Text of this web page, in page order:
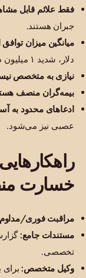
فقط علائم قابل
جبران هستند.
میانگین میزان
دلار، شدید ۱ میلیون دلار به بالا.
نیازی به متخصص
بیمه‌گران منصف
ادعاهای محدود به
عصبی نیز می‌شود.
خسارت
مراقبت فوری/
مستندات جامع:
تخصصی.
وکیل متخصص:برای